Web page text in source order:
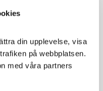
din upplevelse, visa
på webbplatsen.
med våra partners
som är snälla mot
intoleranser.
finns i